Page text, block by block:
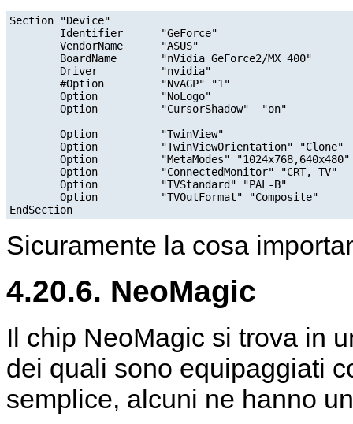
Section "Device"
        Identifier      "GeForce"
        VendorName      "ASUS"
        BoardName       "nVidia GeForce2/MX 400"
        Driver          "nvidia"
        #Option         "NvAGP" "1"
        Option          "NoLogo"
        Option          "CursorShadow"  "on"
        Option          "TwinView"
        Option          "TwinViewOrientation" "Clone"
        Option          "MetaModes" "1024x768,640x480"
        Option          "ConnectedMonitor" "CRT, TV"
        Option          "TVStandard" "PAL-B"
        Option          "TVOutFormat" "Composite"
Sicuramente la cosa
4.20.6. NeoMagic
Il chip NeoMagic si trova in
dei quali sono equipaggiati
semplice, alcuni ne hanno